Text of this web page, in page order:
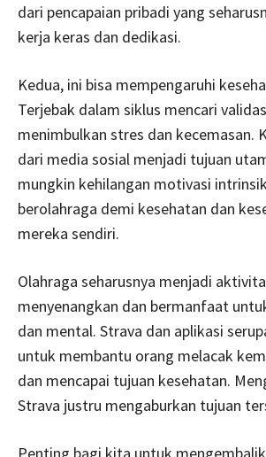
dari pencapaian pribadi yang
kerja keras dan dedikasi.
Kedua, ini bisa mempengaruhi
Terjebak dalam siklus mencari
menimbulkan stres dan kecemasan.
dari media sosial menjadi tujuan
mungkin kehilangan motivasi
berolahraga demi kesehatan dan
mereka sendiri.
Olahraga seharusnya menjadi
menyenangkan dan bermanfaat
dan mental. Strava dan aplikasi
untuk membantu orang melacak
dan mencapai tujuan kesehatan.
Strava justru mengaburkan tujuan
Penting bagi kita untuk